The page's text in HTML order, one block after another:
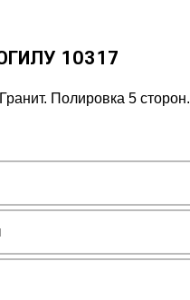
10317
Полировка 5 сторон.